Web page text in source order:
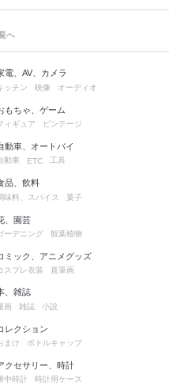
へ
電、AV、カメラ
ッチン 映像 オーディオ
もちゃ、ゲーム
ィギュア ビンテージ
動車、オートバイ
動車 ETC 工具
品、飲料
味料、スパイス 菓子
、園芸
ーデニング 観葉植物
ミック、アニメグッズ
スプレ衣装 直筆画
、雑誌
画 雑誌 小説
レクション
まけ ボトルキャップ
クセサリー、時計
中時計 時計用ケース